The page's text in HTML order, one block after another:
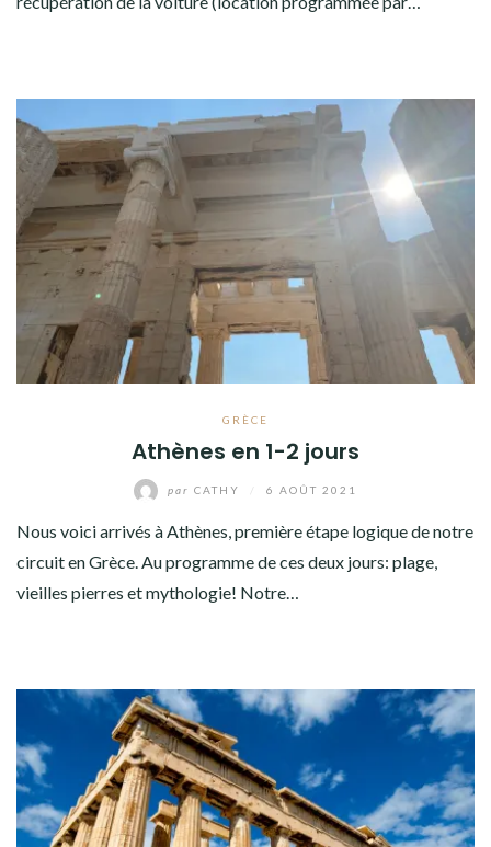
GRÈCE
Athènes en 1-2 jours
par CATHY 6 AOÛT 2021
Nous voici arrivés à Athènes, première étape logique de notre
circuit en Grèce. Au programme de ces deux jours: plage,
vieilles pierres et mythologie! Notre…